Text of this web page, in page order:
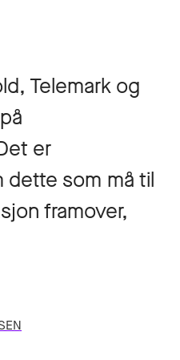
Telemark og
er
dette som må til
framover,